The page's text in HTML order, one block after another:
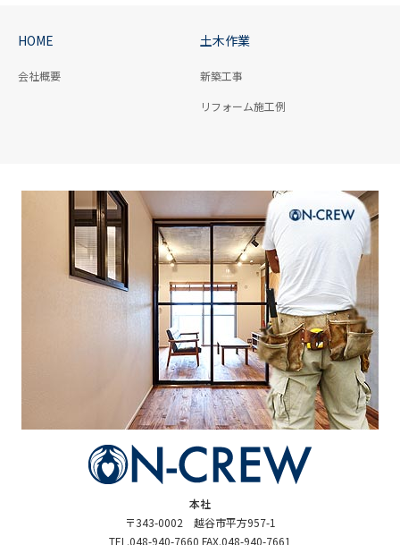
HOME
会社概要
土木作業
新築工事
リフォーム施工例
本社
〒343-0002 越谷市平方957-1
TEL.048-940-7660 FAX.048-940-7661